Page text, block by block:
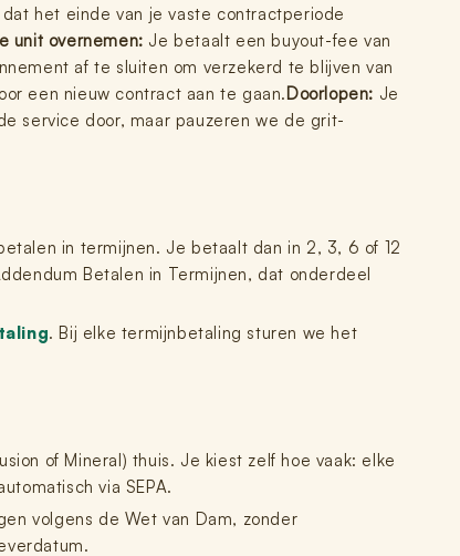
het einde van je vaste contractperiode
unit overnemen: Je betaalt een buyout-fee van
af te sluiten om verzekerd te blijven van
een nieuw contract aan te gaan.Doorlopen: Je
service door, maar pauzeren we de grit-
in termijnen. Je betaalt dan in 2, 3, 6 of 12
Betalen in Termijnen, dat onderdeel
. Bij elke termijnbetaling sturen we het
of Mineral) thuis. Je kiest zelf hoe vaak: elke
via SEPA.
volgens de Wet van Dam, zonder